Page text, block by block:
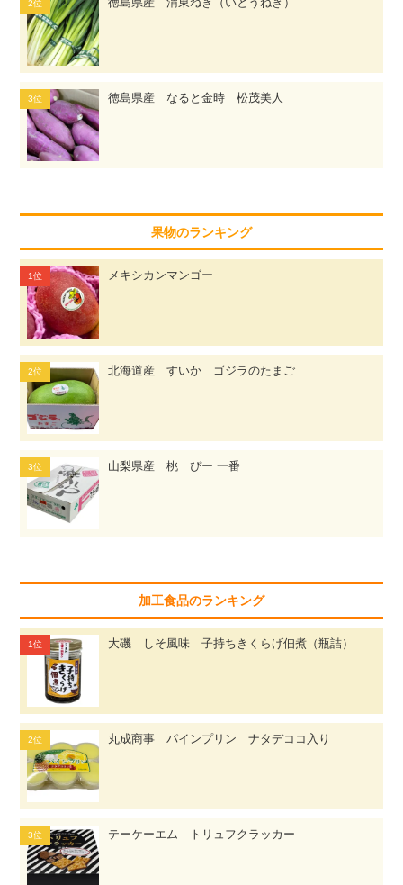
徳島県産 なると金時 松茂美人
果物のランキング
メキシカンマンゴー
北海道産 すいか ゴジラのたまご
山梨県産 桃 ぴー 一番
加工食品のランキング
大磯 しそ風味 子持ちきくらげ佃煮（瓶詰）
丸成商事 パインプリン ナタデココ入り
テーケーエム トリュフクラッカー